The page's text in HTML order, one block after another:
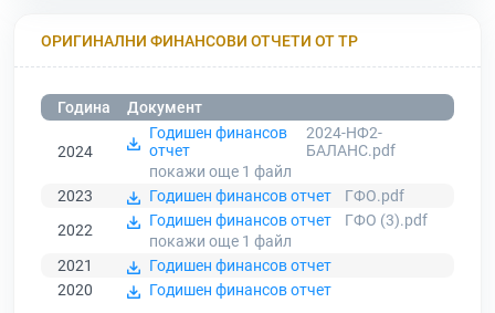
ОРИГИНАЛНИ ФИНАНСОВИ ОТЧЕТИ ОТ ТР
Година Документ
2024
Годишен финансов
отчет
2024-НФ2-
БАЛАНС.pdf
покажи още 1 файл
2023
Годишен финансов отчет
ГФО.pdf
2022
Годишен финансов отчет
ГФО (3).pdf
покажи още 1 файл
2021
Годишен финансов отчет
2020
Годишен финансов отчет